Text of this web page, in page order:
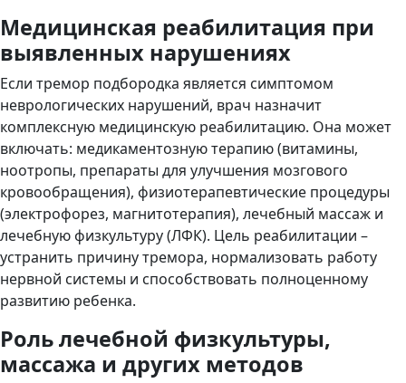
Медицинская реабилитация при
выявленных нарушениях
Если тремор подбородка является симптомом
неврологических нарушений, врач назначит
комплексную медицинскую реабилитацию. Она может
включать: медикаментозную терапию (витамины,
ноотропы, препараты для улучшения мозгового
кровообращения), физиотерапевтические процедуры
(электрофорез, магнитотерапия), лечебный массаж и
лечебную физкультуру (ЛФК). Цель реабилитации –
устранить причину тремора, нормализовать работу
нервной системы и способствовать полноценному
развитию ребенка.
Роль лечебной физкультуры,
массажа и других методов